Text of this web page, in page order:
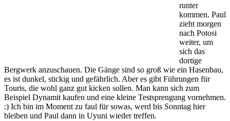
runter
kommen. Paul
zieht morgen
nach Potosi
weiter, um
sich das
dortige
Bergwerk anzuschauen. Die Gänge sind so groß wie ein Hasenbau,
es ist dunkel, stickig und gefährlich. Aber es gibt Führungen für
Touris, die wohl ganz gut kicken sollen. Man kann sich zum
Beispiel Dynamit kaufen und eine kleine Testsprengung vornehmen.
:) Ich bin im Moment zu faul für sowas, werd bis Sonntag hier
bleiben und Paul dann in Uyuni wieder treffen.